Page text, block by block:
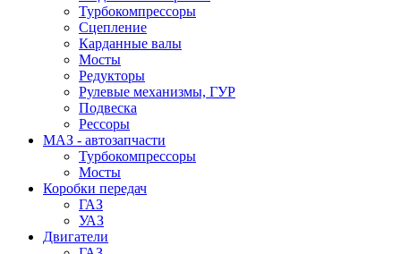
Турбокомпрессоры
Сцепление
Карданные валы
Мосты
Редукторы
Рулевые механизмы, ГУР
Подвеска
Рессоры
МАЗ - автозапчасти
Турбокомпрессоры
Мосты
Коробки передач
ГАЗ
УАЗ
Двигатели